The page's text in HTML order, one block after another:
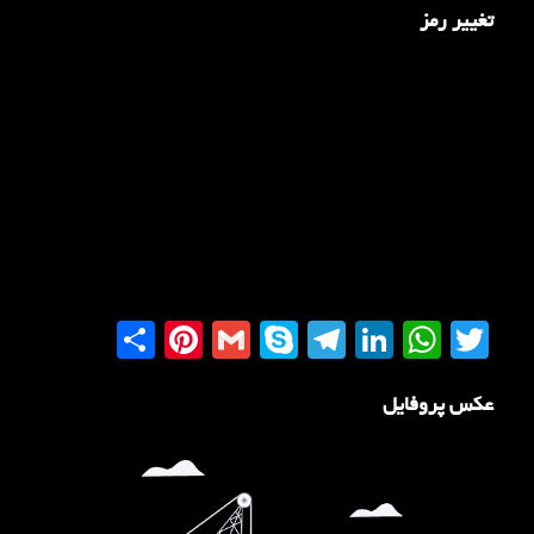
تغییر رمز
Twitter
WhatsApp
LinkedIn
Telegram
Skype
Gmail
Pinterest
عکس پروفایل